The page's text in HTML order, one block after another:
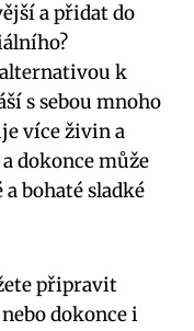
a přidat do
k
s sebou mnoho
více živin a
dokonce může
bohaté sladké
připravit
dokonce i